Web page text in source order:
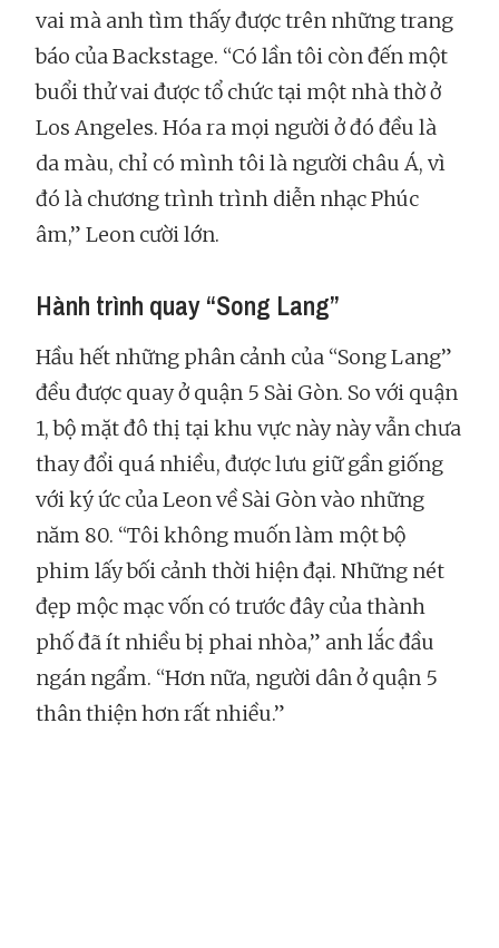
vai mà anh tìm thấy được trên những trang
báo của Backstage. “Có lần tôi còn đến một
buổi thử vai được tổ chức tại một nhà thờ ở
Los Angeles. Hóa ra mọi người ở đó đều là
da màu, chỉ có mình tôi là người châu Á, vì
đó là chương trình trình diễn nhạc Phúc
âm,” Leon cười lớn.
Hành trình quay “Song Lang”
Hầu hết những phân cảnh của “Song Lang”
đều được quay ở quận 5 Sài Gòn. So với quận
1, bộ mặt đô thị tại khu vực này này vẫn chưa
thay đổi quá nhiều, được lưu giữ gần giống
với ký ức của Leon về Sài Gòn vào những
năm 80. “Tôi không muốn làm một bộ
phim lấy bối cảnh thời hiện đại. Những nét
đẹp mộc mạc vốn có trước đây của thành
phố đã ít nhiều bị phai nhòa,” anh lắc đầu
ngán ngẩm. “Hơn nữa, người dân ở quận 5
thân thiện hơn rất nhiều.”